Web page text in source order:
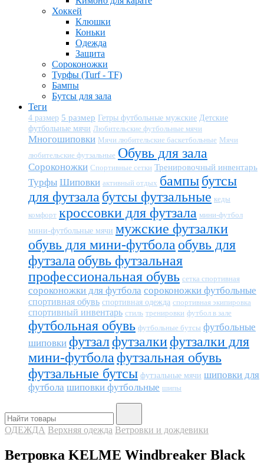
Хоккей
Клюшки
Коньки
Одежда
Защита
Сороконожки
Турфы (Turf - TF)
Бампы
Бутсы для зала
Теги
4 размер 5 размер Гетры футбольные мужские Детские
футбольные мячи Любительские футбольные мячи
Многошиповки Мячи любительские баскетбольные Мячи
любительские футзальные Обувь для зала
Сороконожки Спортивные сетки Тренировочный инвентарь
Турфы Шиповки активный отдых бампыбутсы
для футзала бутсы футзальные кеды
комфорт кроссовки для футзала мини-футбол
мини-футбольные мячи мужские футзалки
обувь для мини-футбола обувь для
футзала обувь футзальная
профессиональная обувь сетка спортивная
сороконожки для футбола сороконожки футбольные
спортивная обувь спортивная одежда спортивная экипировка
спортивный инвентарь стиль тренировки футбол в зале
футбольная обувь футбольные бутсы футбольные
шиповки футзалфутзалкифутзалки для
мини-футбола футзальная обувь
футзальные бутсы футзальные мячи шиповки для
футбола шиповки футбольные шипы
ОДЕЖДА Верхняя одежда Ветровки и дождевики
Ветровка KELME Windbreaker Black